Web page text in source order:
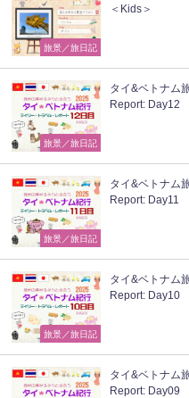
旅景／旅日記
＜Kids＞
旅景／旅日記
タイ&ベトナム
Report: Day12
旅景／旅日記
タイ&ベトナム
Report: Day11
旅景／旅日記
タイ&ベトナム
Report: Day10
タイ&ベトナム
Report: Day09